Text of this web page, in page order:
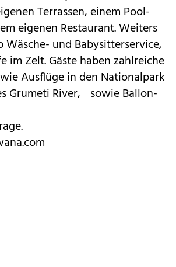
Terrassen, einem Pool-
eigenen Restaurant. Weiters
Wäsche- und Babysitterservice,
im Zelt. Gäste haben zahlreiche
Ausflüge in den Nationalpark
Grumeti River, sowie Ballon-